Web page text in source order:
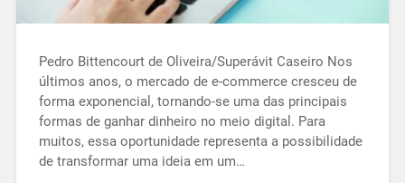
Pedro Bittencourt de Oliveira/Superávit Caseiro Nos
últimos anos, o mercado de e-commerce cresceu de
forma exponencial, tornando-se uma das principais
formas de ganhar dinheiro no meio digital. Para
muitos, essa oportunidade representa a possibilidade
de transformar uma ideia em um…